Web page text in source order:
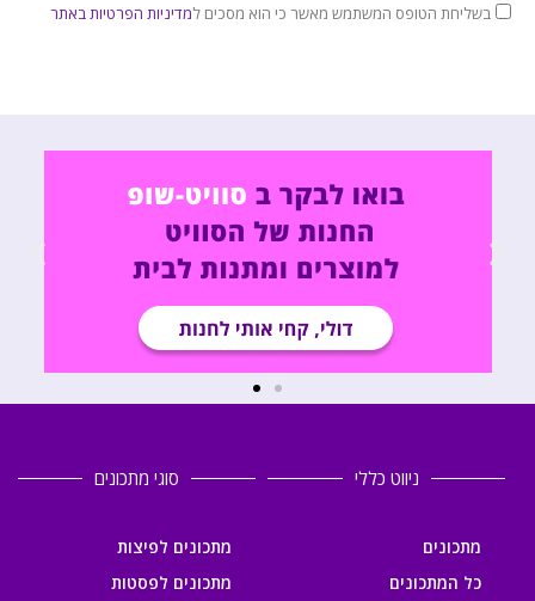
בשליחת הטופס המשתמש מאשר כי הוא מסכים למדיניות הפרטיות באתר
ניווט כללי
מתכונים
כל המתכונים
סוגי מתכונים
מתכונים לפיצות
מתכונים לפסטות